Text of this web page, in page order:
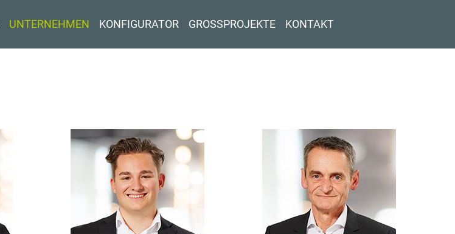
UNTERNEHMEN KONFIGURATOR GROSSPROJEKTE KONTAKT